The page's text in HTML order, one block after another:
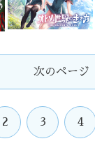
次のページ
2 3 4